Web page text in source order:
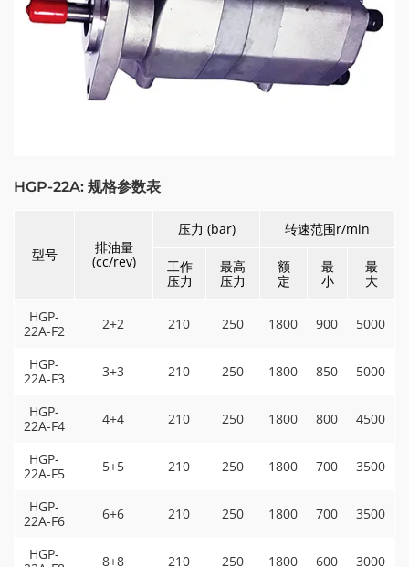
HGP-22A: 规格参数表
型号
排油量
(cc/rev)
压力 (bar) 转速范围r/min
工作
压力
最高
压力
额
定
最
小
最
大
HGP-
22A-F2
2+2 210 250 1800 900 5000
HGP-
22A-F3
3+3 210 250 1800 850 5000
HGP-
22A-F4
4+4 210 250 1800 800 4500
HGP-
22A-F5
5+5 210 250 1800 700 3500
HGP-
22A-F6
6+6 210 250 1800 700 3500
HGP-
8+8 210 250 1800 600 3000